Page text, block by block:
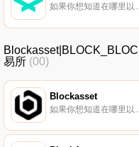
如果你想知道在哪里以当前价格购买Chronicle,目前交易
易所 (00)
Blockasset